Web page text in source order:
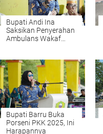
Bupati Andi Ina
Saksikan Penyerahan
Ambulans Wakaf
Bupati Barru Buka
Porseni PKK 2025, Ini
Harapannya